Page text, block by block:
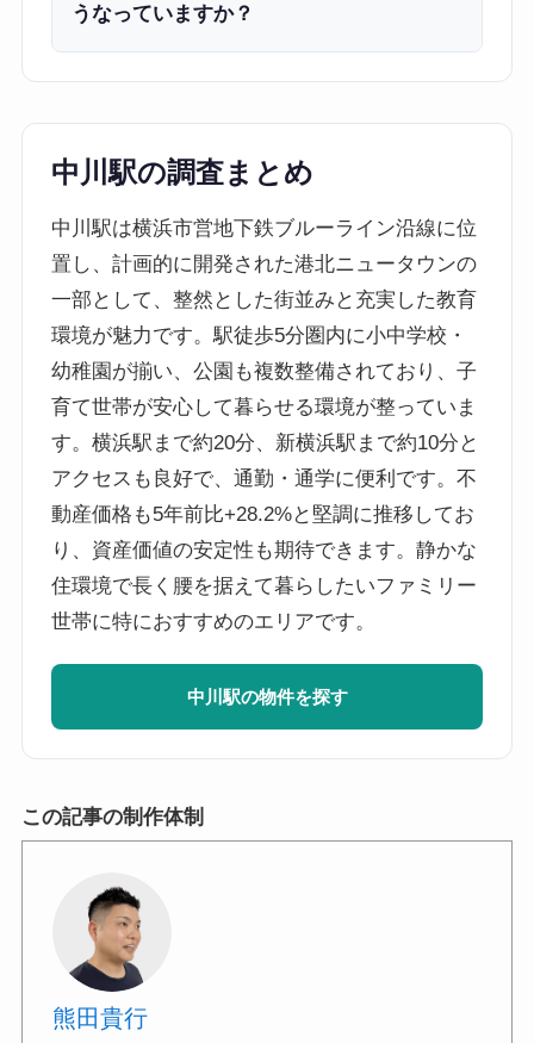
うなっていますか？
中川駅の調査まとめ
中川駅は横浜市営地下鉄ブルーライン沿線に位
置し、計画的に開発された港北ニュータウンの
一部として、整然とした街並みと充実した教育
環境が魅力です。駅徒歩5分圏内に小中学校・
幼稚園が揃い、公園も複数整備されており、子
育て世帯が安心して暮らせる環境が整っていま
す。横浜駅まで約20分、新横浜駅まで約10分と
アクセスも良好で、通勤・通学に便利です。不
動産価格も5年前比+28.2%と堅調に推移してお
り、資産価値の安定性も期待できます。静かな
住環境で長く腰を据えて暮らしたいファミリー
世帯に特におすすめのエリアです。
中川駅の物件を探す
この記事の制作体制
熊田貴行